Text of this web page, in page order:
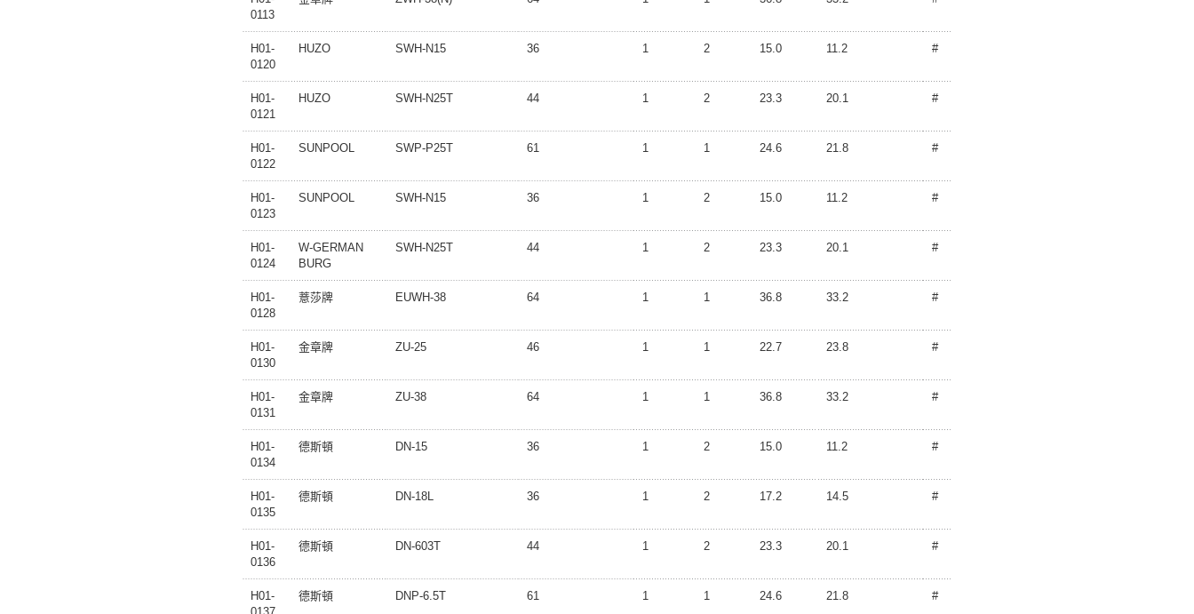
0113
H01-
0120
HUZO SWH-N15 36 1 2 15.0 11.2 #
H01-
0121
HUZO SWH-N25T 44 1 2 23.3 20.1 #
H01-
0122
SUNPOOL SWP-P25T 61 1 1 24.6 21.8 #
H01-
0123
SUNPOOL SWH-N15 36 1 2 15.0 11.2 #
H01-
0124
W-GERMAN
BURG
SWH-N25T 44 1 2 23.3 20.1 #
H01-
0128
薏莎牌 EUWH-38 64 1 1 36.8 33.2 #
H01-
0130
金章牌 ZU-25 46 1 1 22.7 23.8 #
H01-
0131
金章牌 ZU-38 64 1 1 36.8 33.2 #
H01-
0134
德斯頓 DN-15 36 1 2 15.0 11.2 #
H01-
0135
德斯頓 DN-18L 36 1 2 17.2 14.5 #
H01-
0136
德斯頓 DN-603T 44 1 2 23.3 20.1 #
H01-
德斯頓 DNP-6.5T 61 1 1 24.6 21.8 #